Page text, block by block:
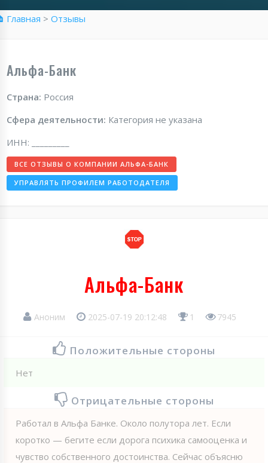
Главная > Отзывы
Альфа-Банк
Страна: Россия
Сфера деятельности: Категория не указана
ИНН: _________
ВСЕ ОТЗЫВЫ О КОМПАНИИ АЛЬФА-БАНК
УПРАВЛЯТЬ ПРОФИЛЕМ РАБОТОДАТЕЛЯ
Альфа-Банк
Аноним 2025-07-19 20:12:48 1 7945
Положительные стороны
Нет
Отрицательные стороны
Работал в Альфа Банке. Около полутора лет. Если
коротко — бегите если дорога психика самооценка и
чувство собственного достоинства. Сейчас объясню